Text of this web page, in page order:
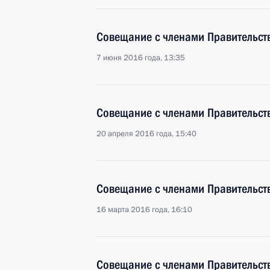
Совещание с членами
7 июня 2016 года, 13:35
Совещание с членами
20 апреля 2016 года, 15:40
Совещание с членами
16 марта 2016 года, 16:10
Совещание с членами